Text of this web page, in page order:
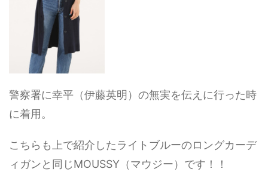
警察署に幸平（伊藤英明）の無実を伝えに行った時
に着用。
こちらも上で紹介したライトブルーのロングカーデ
ィガンと同じMOUSSY（マウジー）です！！